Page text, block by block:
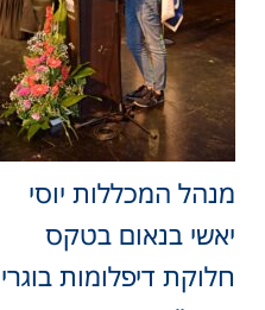
מנהל המכללות יוסי
יאשי בנאום בטקס
חלוקת דיפלומות בוגרי